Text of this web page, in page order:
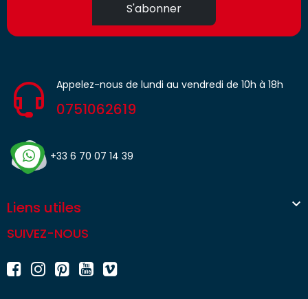
S'abonner
Appelez-nous de lundi au vendredi de 10h à 18h
0751062619
+33 6 70 07 14 39
Liens utiles 
SUIVEZ-NOUS